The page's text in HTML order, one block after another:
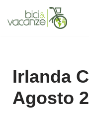
Vai
Irlanda
Agosto